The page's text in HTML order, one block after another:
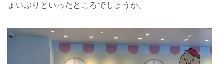
ょいぶりといったところでしょうか。